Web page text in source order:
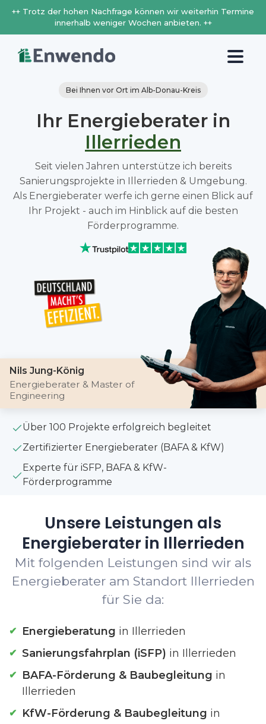
++ Trotz der hohen Nachfrage können wir weiterhin Termine
innerhalb weniger Wochen anbieten. ++
Bei Ihnen vor Ort im Alb-Donau-Kreis
Ihr Energieberater in
Illerrieden
Seit vielen Jahren unterstütze ich bereits
Sanierungsprojekte in Illerrieden & Umgebung.
Als Energieberater werfe ich gerne einen Blick auf
Ihr Projekt - auch im Hinblick auf die besten
Förderprogramme.
Nils Jung-König
Energieberater & Master of
Engineering
Über 100 Projekte erfolgreich begleitet
Zertifizierter Energieberater (BAFA & KfW)
Experte für iSFP, BAFA & KfW-
Förderprogramme
Unsere Leistungen als
Energieberater in Illerrieden
Mit folgenden Leistungen sind wir als
Energieberater am Standort Illerrieden
für Sie da:
Energieberatung in Illerrieden
Sanierungsfahrplan (iSFP) in Illerrieden
BAFA-Förderung & Baubegleitung in
Illerrieden
KfW-Förderung & Baubegleitung in